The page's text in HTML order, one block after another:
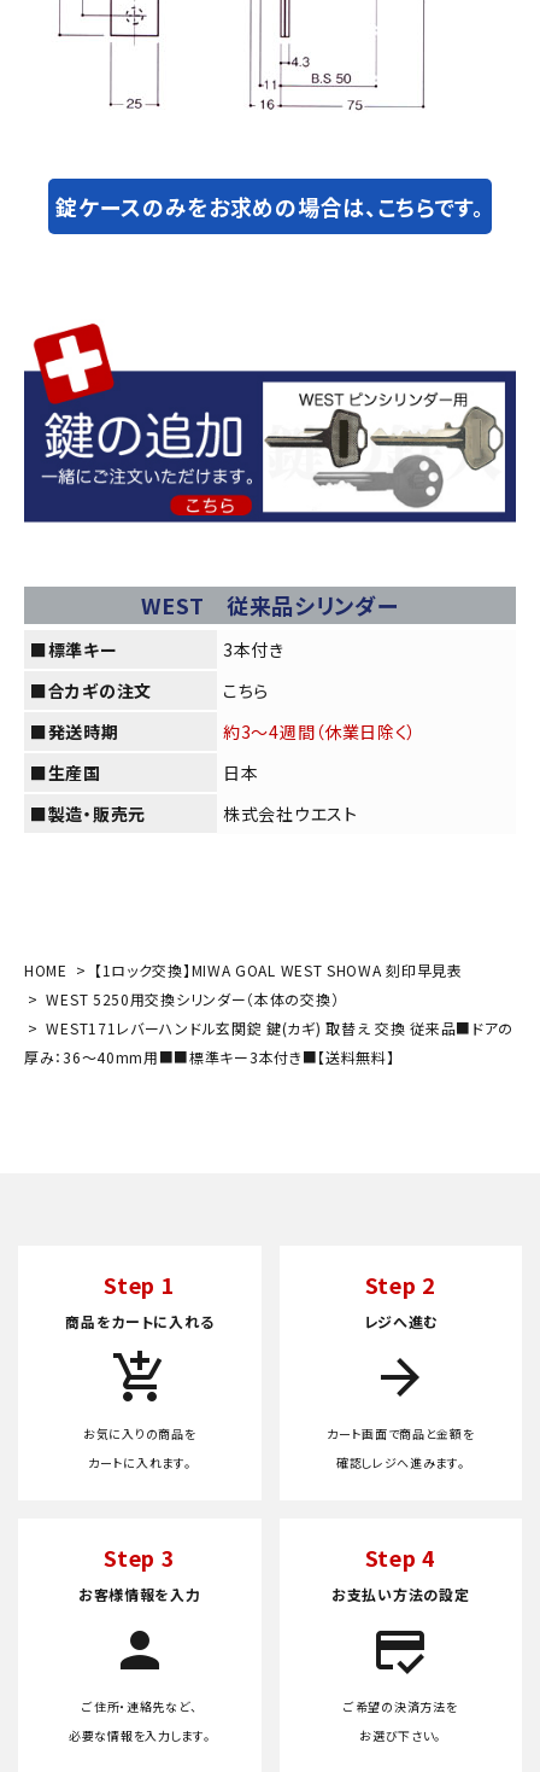
錠ケースのみをお求めの場合は、こちらです。
WEST 従来品シリンダー
■標準キー
3本付き
■合カギの注文
こちら
■発送時期
約3～4週間（休業日除く）
■生産国
日本
■製造・販売元
株式会社ウエスト
HOME
【1ロック交換】MIWA GOAL WEST SHOWA 刻印早見表
WEST 5250用交換シリンダー（本体の交換）
WEST171レバーハンドル玄関錠 鍵(カギ) 取替え 交換 従来品■ドアの
厚み：36～40mm用■■標準キー3本付き■【送料無料】
Step 1
商品をカートに入れる
add_shopping_cart
お気に入りの商品を
カートに入れます。
Step 2
レジへ進む
arrow_forward
カート画面で商品と金額を
確認しレジへ進みます。
Step 3
お客様情報を入力
person
ご住所・連絡先など、
必要な情報を入力します。
Step 4
お支払い方法の設定
credit_score
ご希望の決済方法を
お選び下さい。